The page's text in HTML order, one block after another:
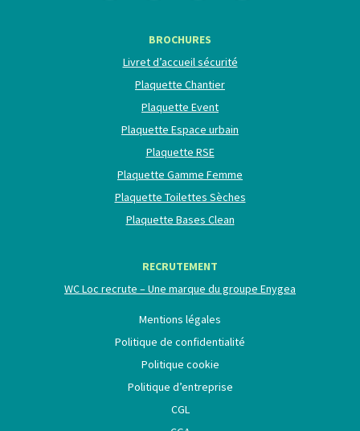
BROCHURES
Livret d’accueil sécurité
Plaquette Chantier
Plaquette Event
Plaquette Espace urbain
Plaquette RSE
Plaquette Gamme Femme
Plaquette Toilettes Sèches
Plaquette Bases Clean
RECRUTEMENT
WC Loc recrute – Une marque du groupe Enygea
Mentions légales
Politique de confidentialité
Politique cookie
Politique d’entreprise
CGL